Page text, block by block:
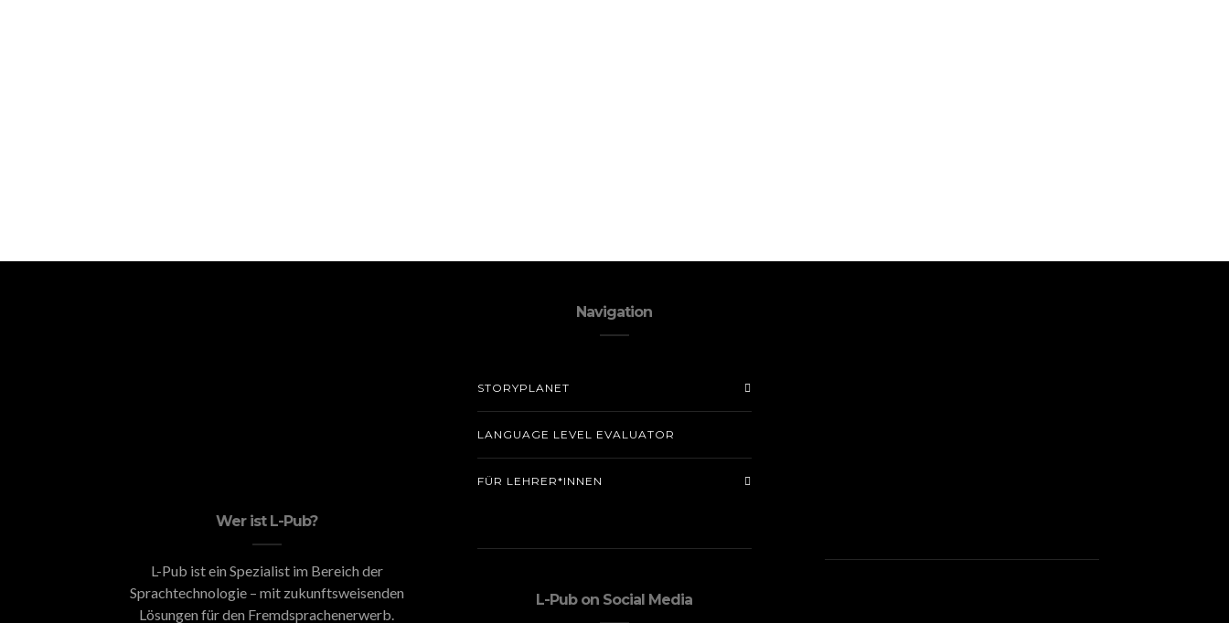
Wer ist L-Pub?
L-Pub ist ein Spezialist im Bereich der
Sprachtechnologie – mit zukunftsweisenden
Lösungen für den Fremdsprachenerwerb.
Navigation
STORYPLANET
LANGUAGE LEVEL EVALUATOR
FÜR LEHRER*INNEN
L-Pub on Social Media